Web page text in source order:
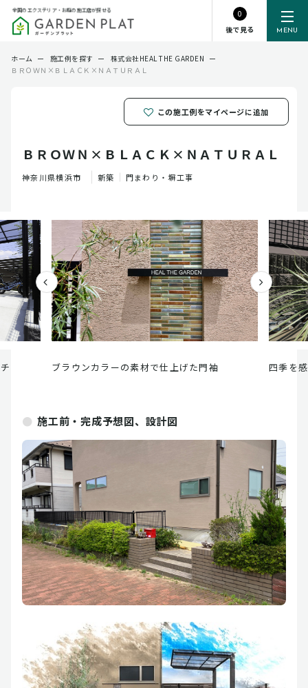
MENU
全国のエクステリア・お庭の施工店が探せる
0
後で見る
ホーム ー 施工例を探す ー 株式会社HEAL THE GARDEN ー
ＢＲＯＷＮ×ＢＬＡＣＫ×ＮＡＴＵＲＡＬ
この施工例をマイページに追加
ＢＲＯＷＮ×ＢＬＡＣＫ×ＮＡＴＵＲＡＬ
神奈川県横浜市 新築 門まわり・塀工事
ブラウンカラーの素材で仕上げた門袖 四季を
施工前・完成予想図、設計図